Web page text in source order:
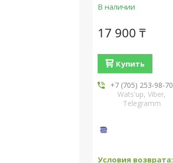
В наличии
17 900 ₸
Купить
+7 (705) 253-98-70
Wats'up, Viber,
Telegramm